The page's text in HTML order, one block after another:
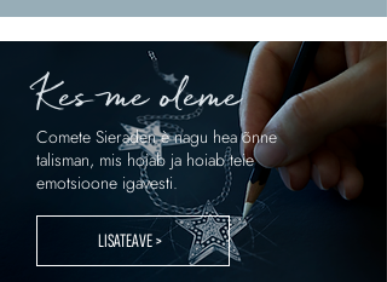
Kes me oleme
Comete Sieraden è nagu hea õnne
talisman, mis hoiab ja hoiab teie
emotsioone igavesti.
LISATEAVE >